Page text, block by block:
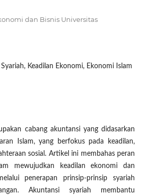
dan Bisnis Universitas
Keadilan Ekonomi, Ekonomi Islam
cabang akuntansi yang didasarkan
Islam, yang berfokus pada keadilan,
sosial. Artikel ini membahas peran
mewujudkan keadilan ekonomi dan
penerapan prinsip-prinsip syariah
Akuntansi syariah membantu